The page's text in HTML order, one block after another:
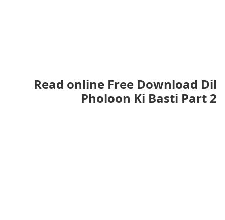
Read online Free Download Dil
Pholoon Ki Basti Part 2